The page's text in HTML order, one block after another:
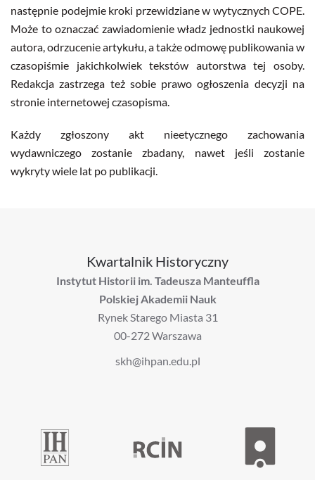
następnie podejmie kroki przewidziane w wytycznych COPE.
Może to oznaczać zawiadomienie władz jednostki naukowej
autora, odrzucenie artykułu, a także odmowę publikowania w
czasopiśmie jakichkolwiek tekstów autorstwa tej osoby.
Redakcja zastrzega też sobie prawo ogłoszenia decyzji na
stronie internetowej czasopisma.
Każdy zgłoszony akt nieetycznego zachowania
wydawniczego zostanie zbadany, nawet jeśli zostanie
wykryty wiele lat po publikacji.
Kwartalnik Historyczny
Instytut Historii im. Tadeusza Manteuffla
Polskiej Akademii Nauk
Rynek Starego Miasta 31
00-272 Warszawa
skh@ihpan.edu.pl